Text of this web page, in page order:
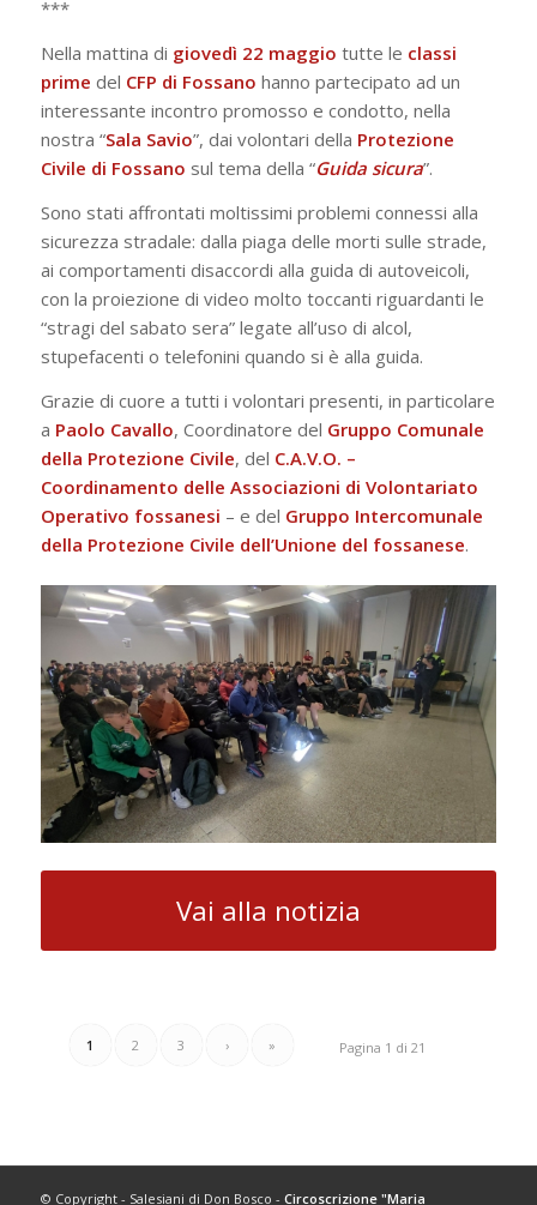
***
Nella mattina di giovedì 22 maggio tutte le classi
prime del CFP di Fossano hanno partecipato ad un
interessante incontro promosso e condotto, nella
nostra “Sala Savio”, dai volontari della Protezione
Civile di Fossano sul tema della “Guida sicura”.
Sono stati affrontati moltissimi problemi connessi alla
sicurezza stradale: dalla piaga delle morti sulle strade,
ai comportamenti disaccordi alla guida di autoveicoli,
con la proiezione di video molto toccanti riguardanti le
“stragi del sabato sera” legate all’uso di alcol,
stupefacenti o telefonini quando si è alla guida.
Grazie di cuore a tutti i volontari presenti, in particolare
a Paolo Cavallo, Coordinatore del Gruppo Comunale
della Protezione Civile, del C.A.V.O. –
Coordinamento delle Associazioni di Volontariato
Operativo fossanesi – e del Gruppo Intercomunale
della Protezione Civile dell’Unione del fossanese.
Vai alla notizia
Pagina 1 di 21
1 2 3 › »
© Copyright - Salesiani di Don Bosco - Circoscrizione "Maria